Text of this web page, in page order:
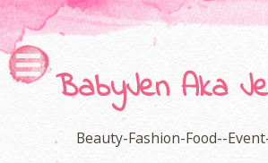
BabyJen Aka
Beauty-Fashion-Food--